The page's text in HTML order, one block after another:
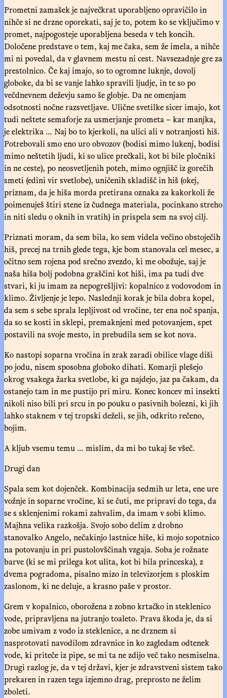
Prometni zamašek je največkrat uporabljeno opravičilo in
nihče si ne drzne oporekati, saj je to, potem ko se vključimo v
promet, najpogosteje uporabljena beseda v teh koncih.
Določene predstave o tem, kaj me čaka, sem že imela, a nihče
mi ni povedal, da v glavnem mestu ni cest. Navsezadnje gre za
prestolnico. Če kaj imajo, so to ogromne luknje, dovolj
globoke, da bi se vanje lahko spravili ljudje, in te so po
večdnevnem deževju samo še globje. Da ne omenjam
odsotnosti nočne razsvetljave. Ulične svetilke sicer imajo, kot
tudi neštete semaforje za usmerjanje prometa – kar manjka,
je elektrika ... Naj bo to kjerkoli, na ulici ali v notranjosti hiš.
Potrebovali smo eno uro obvozov (bodisi mimo lukenj, bodisi
mimo neštetih ljudi, ki so ulice prečkali, kot bi bile pločniki
in ne ceste), po neosvetljenih poteh, mimo ognjišč iz gorečih
smeti (edini vir svetlobe), uničenih skladišč in hiš (okej,
priznam, da je hiša morda pretirana oznaka za kakorkoli že
poimenuješ štiri stene iz čudnega materiala, pocinkano streho
in niti sledu o oknih in vratih) in prispela sem na svoj cilj.
Priznati moram, da sem bila, ko sem videla večino obstoječih
hiš, precej na trnih glede tega, kje bom stanovala cel mesec, a
očitno sem rojena pod srečno zvezdo, ki me obožuje, saj je
naša hiša bolj podobna graščini kot hiši, ima pa tudi dve
stvari, ki ju imam za nepogrešljivi: kopalnico z vodovodom in
klimo. Življenje je lepo. Naslednji korak je bila dobra kopel,
da sem s sebe sprala lepljivost od vročine, ter ena noč spanja,
da so se kosti in sklepi, premaknjeni med potovanjem, spet
postavili na svoje mesto, in prebudila sem se kot nova.
Ko nastopi soparna vročina in zrak zaradi obilice vlage diši
po jodu, nisem sposobna globoko dihati. Komarji plešejo
okrog vsakega žarka svetlobe, ki ga najdejo, jaz pa čakam, da
ostanejo tam in me pustijo pri miru. Konec koncev mi insekti
nikoli niso bili pri srcu in po pouku o pasivnih bolezni, ki jih
lahko staknem v tej tropski deželi, se jih, odkrito rečeno,
bojim.
A kljub vsemu temu ... mislim, da mi bo tukaj še všeč.
Drugi dan
Spala sem kot dojenček. Kombinacija sedmih ur leta, ene ure
vožnje in soparne vročine, ki se čuti, me pripravi do tega, da
se s sklenjenimi rokami zahvalim, da imam v sobi klimo.
Majhna velika razkošja. Svojo sobo delim z drobno
stanovalko Angelo, nečakinjo lastnice hiše, ki mojo sopotnico
na potovanju in pri pustolovščinah vzgaja. Soba je rožnate
barve (ki se mi prilega kot ulita, kot bi bila princeska), z
dvema pogradoma, pisalno mizo in televizorjem s ploskim
zaslonom, ki ne deluje, a krasno paše v prostor.
Grem v kopalnico, oborožena z zobno krtačko in steklenico
vode, pripravljena na jutranjo toaleto. Prava škoda je, da si
zobe umivam z vodo iz steklenice, a ne drznem si
nasprotovati navodilom zdravnice in ko zagledam odtenek
vode, ki priteče iz pipe, se mi ta ne zdijo več tako nesmiselna.
Drugi razlog je, da v tej državi, kjer je zdravstveni sistem tako
prekaren in razen tega izjemno drag, preprosto ne želim
zboleti.